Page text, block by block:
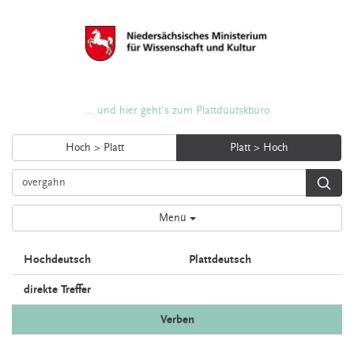
... und hier geht's zum Plattdüütskbüro
Hoch > Platt Platt > Hoch
Menü
Hochdeutsch Plattdeutsch
direkte Treffer
Verben